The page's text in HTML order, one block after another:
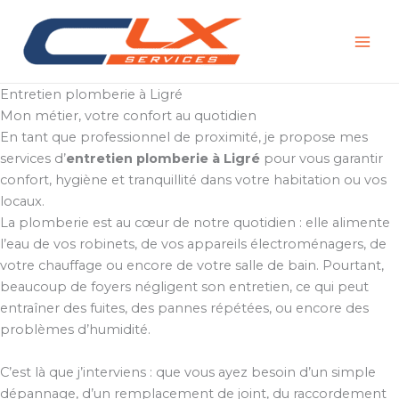
contenu
Entretien plomberie à Ligré
Mon métier, votre confort au quotidien
En tant que professionnel de proximité, je propose mes
services d’entretien plomberie à Ligré pour vous garantir
confort, hygiène et tranquillité dans votre habitation ou vos
locaux.
La plomberie est au cœur de notre quotidien : elle alimente
l’eau de vos robinets, de vos appareils électroménagers, de
votre chauffage ou encore de votre salle de bain. Pourtant,
beaucoup de foyers négligent son entretien, ce qui peut
entraîner des fuites, des pannes répétées, ou encore des
problèmes d’humidité.
C’est là que j’interviens : que vous ayez besoin d’un simple
dépannage, d’un remplacement de joint, du raccordement